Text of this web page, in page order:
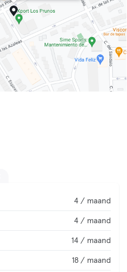
4 / maand
4 / maand
14 / maand
18 / maand